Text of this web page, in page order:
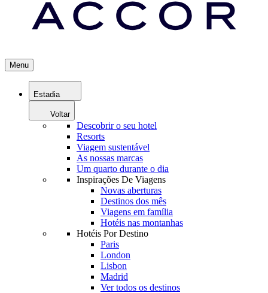
Menu
Estadia
Voltar
Descobrir o seu hotel
Resorts
Viagem sustentável
As nossas marcas
Um quarto durante o dia
Inspirações De Viagens
Novas aberturas
Destinos dos mês
Viagens em família
Hotéis nas montanhas
Hotéis Por Destino
Paris
London
Lisbon
Madrid
Ver todos os destinos